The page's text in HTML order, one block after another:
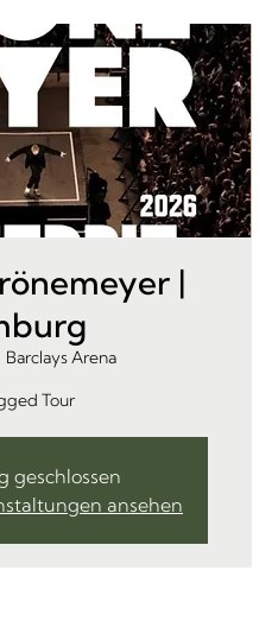
|
Barclays Arena
Tour
geschlossen
ansehen